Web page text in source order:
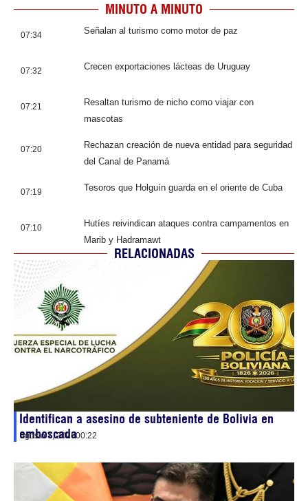
MINUTO A MINUTO
07:34 Señalan al turismo como motor de paz
07:32 Crecen exportaciones lácteas de Uruguay
07:21
Resaltan turismo de nicho como viajar con
mascotas
07:20
Rechazan creación de nueva entidad para seguridad
del Canal de Panamá
07:19 Tesoros que Holguín guarda en el oriente de Cuba
07:10
Hutíes reivindican ataques contra campamentos en
Marib y Hadramawt
RELACIONADAS
Identifican a asesino de subteniente de Bolivia en
emboscada
agosto 7, 202600:22